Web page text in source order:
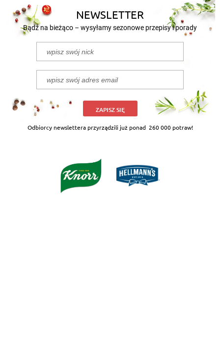
NEWSLETTER
Bądź na bieżąco – wysyłamy sezonowe przepisy i porady
ZAPISZ SIĘ
Odbiorcy newslettera przyrządzili już ponad 260 000 potraw!